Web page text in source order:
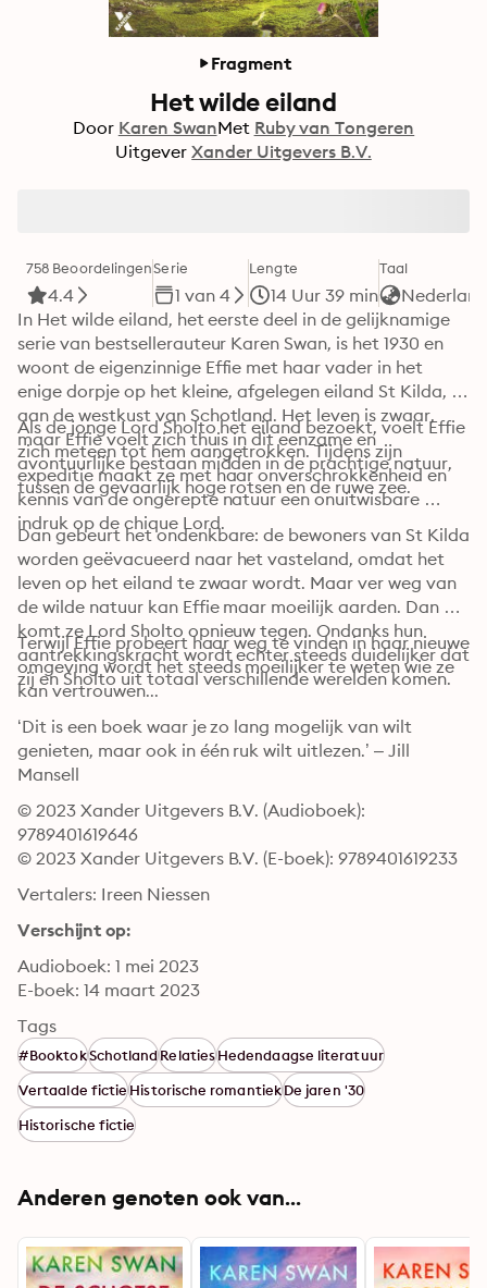
Fragment
Het wilde eiland
Door Karen SwanMet Ruby van Tongeren
Uitgever Xander Uitgevers B.V.
758 Beoordelingen
4.4
Serie
1 van 4
Lengte
14 Uur 39 min
Taal
In Het wilde eiland, het eerste deel in de gelijknamige
serie van bestsellerauteur Karen Swan, is het 1930 en
woont de eigenzinnige Effie met haar vader in het
enige dorpje op het kleine, afgelegen eiland St Kilda,
aan de westkust van Schotland. Het leven is zwaar,
maar Effie voelt zich thuis in dit eenzame en
avontuurlijke bestaan midden in de prachtige natuur,
tussen de gevaarlijk hoge rotsen en de ruwe zee.
Als de jonge Lord Sholto het eiland bezoekt, voelt Effie
zich meteen tot hem aangetrokken. Tijdens zijn
expeditie maakt ze met haar onverschrokkenheid en
kennis van de ongerepte natuur een onuitwisbare
indruk op de chique Lord.
Dan gebeurt het ondenkbare: de bewoners van St Kilda
worden geëvacueerd naar het vasteland, omdat het
leven op het eiland te zwaar wordt. Maar ver weg van
de wilde natuur kan Effie maar moeilijk aarden. Dan
komt ze Lord Sholto opnieuw tegen. Ondanks hun
aantrekkingskracht wordt echter steeds duidelijker dat
zij en Sholto uit totaal verschillende werelden komen.
Terwijl Effie probeert haar weg te vinden in haar nieuwe
omgeving wordt het steeds moeilijker te weten wie ze
kan vertrouwen...
‘Dit is een boek waar je zo lang mogelijk van wilt
genieten, maar ook in één ruk wilt uitlezen.’ ‒ Jill
Mansell
© 2023 Xander Uitgevers B.V. (Audioboek):
9789401619646
© 2023 Xander Uitgevers B.V. (E-boek): 9789401619233
Vertalers: Ireen Niessen
Verschijnt op:
Audioboek: 1 mei 2023
E-boek: 14 maart 2023
Tags
#BooktokSchotlandRelatiesHedendaagse literatuur
Vertaalde fictieHistorische romantiekDe jaren '30
Historische fictie
Anderen genoten ook van...